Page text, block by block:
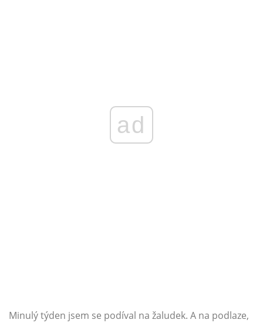
ad
Minulý týden jsem se podíval na žaludek. A na podlaze,